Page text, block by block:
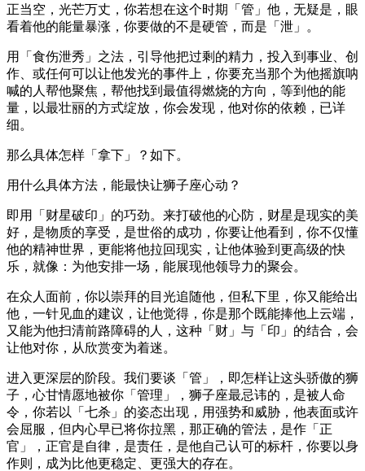
正当空，光芒万丈，你若想在这个时期「管」他，无疑是，眼
看着他的能量暴涨，你要做的不是硬管，而是「泄」。
用「食伤泄秀」之法，引导他把过剩的精力，投入到事业、创
作、或任何可以让他发光的事件上，你要充当那个为他摇旗呐
喊的人帮他聚焦，帮他找到最值得燃烧的方向，等到他的能
量，以最壮丽的方式绽放，你会发现，他对你的依赖，已详
细。
那么具体怎样「拿下」？如下。
用什么具体方法，能最快让狮子座心动？
即用「财星破印」的巧劲。来打破他的心防，财星是现实的美
好，是物质的享受，是世俗的成功，你要让他看到，你不仅懂
他的精神世界，更能将他拉回现实，让他体验到更高级的快
乐，就像：为他安排一场，能展现他领导力的聚会。
在众人面前，你以崇拜的目光追随他，但私下里，你又能给出
他，一针见血的建议，让他觉得，你是那个既能捧他上云端，
又能为他扫清前路障碍的人，这种「财」与「印」的结合，会
让他对你，从欣赏变为着迷。
进入更深层的阶段。我们要谈「管」，即怎样让这头骄傲的狮
子，心甘情愿地被你「管理」，狮子座最忌讳的，是被人命
令，你若以「七杀」的姿态出现，用强势和威胁，他表面或许
会屈服，但内心早已将你拉黑，那正确的管法，是作「正
官」，正官是自律，是责任，是他自己认可的标杆，你要以身
作则，成为比他更稳定、更强大的存在。